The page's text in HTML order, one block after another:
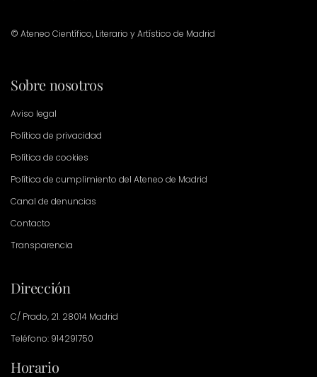
© Ateneo Científico, Literario y Artístico de Madrid
Sobre nosotros
Aviso legal
Política de privacidad
Política de cookies
Política de cumplimiento del Ateneo de Madrid
Canal de denuncias
Contacto
Transparencia
Dirección
C/ Prado, 21. 28014 Madrid
Teléfono: 914291750
Horario